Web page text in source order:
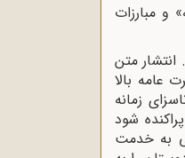
و مبارزات
رسید. انتشار متن
عامه بالا
زمانه
شود
به خدمت